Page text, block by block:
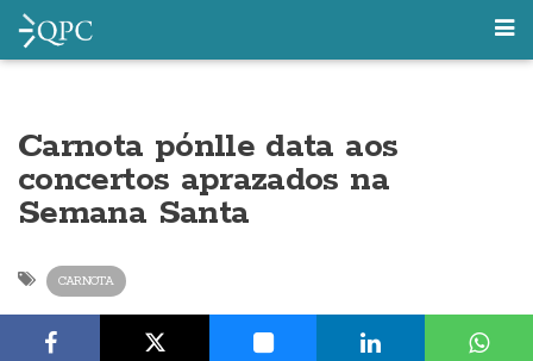
Carnota pónlle data aos
concertos aprazados na
Semana Santa
CARNOTA